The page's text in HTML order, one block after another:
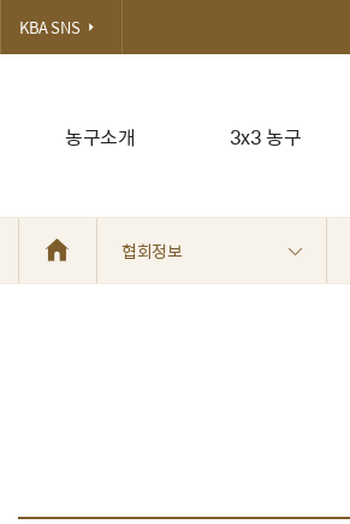
농구소개 3x3 농구
KBA SNS
협회정보